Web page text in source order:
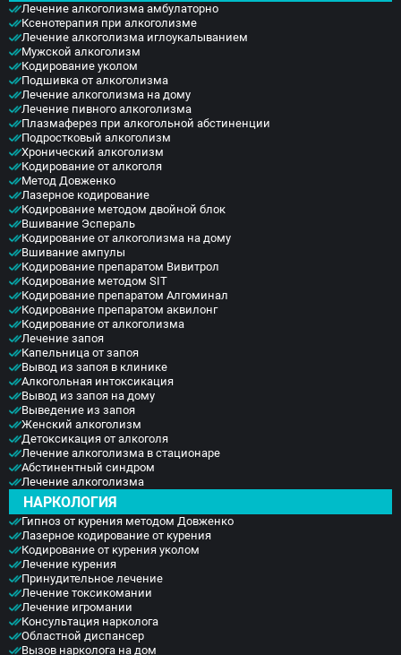
Лечение алкоголизма амбулаторно
Ксенотерапия при алкоголизме
Лечение алкоголизма иглоукалыванием
Мужской алкоголизм
Кодирование уколом
Подшивка от алкоголизма
Лечение алкоголизма на дому
Лечение пивного алкоголизма
Плазмаферез при алкогольной абстиненции
Подростковый алкоголизм
Хронический алкоголизм
Кодирование от алкоголя
Метод Довженко
Лазерное кодирование
Кодирование методом двойной блок
Вшивание Эспераль
Кодирование от алкоголизма на дому
Вшивание ампулы
Кодирование препаратом Вивитрол
Кодирование методом SIT
Кодирование препаратом Алгоминал
Кодирование препаратом аквилонг
Кодирование от алкоголизма
Лечение запоя
Капельница от запоя
Вывод из запоя в клинике
Алкогольная интоксикация
Вывод из запоя на дому
Выведение из запоя
Женский алкоголизм
Детоксикация от алкоголя
Лечение алкоголизма в стационаре
Абстинентный синдром
Лечение алкоголизма
НАРКОЛОГИЯ
Гипноз от курения методом Довженко
Лазерное кодирование от курения
Кодирование от курения уколом
Лечение курения
Принудительное лечение
Лечение токсикомании
Лечение игромании
Консультация нарколога
Областной диспансер
Вызов нарколога на дом